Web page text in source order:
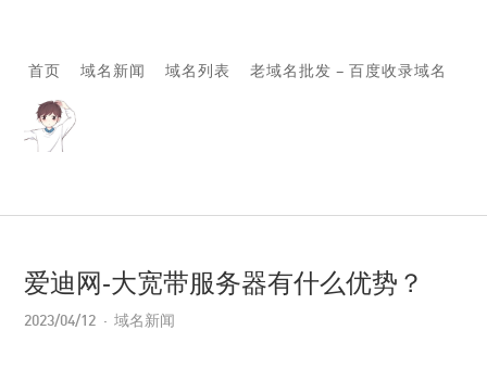
首页 域名新闻 域名列表 老域名批发 – 百度收录域名
爱迪网-大宽带服务器有什么优势？
2023/04/12 域名新闻